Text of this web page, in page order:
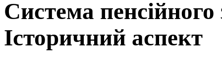
Система пенсійного
Історичний аспект